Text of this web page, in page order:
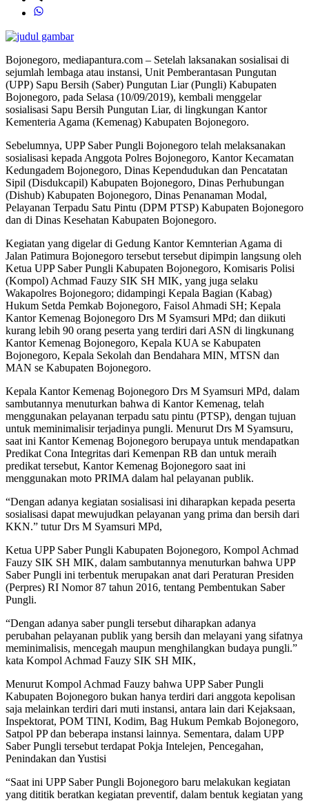
Bojonegoro, mediapantura.com – Setelah laksanakan sosialisai di
sejumlah lembaga atau instansi, Unit Pemberantasan Pungutan
(UPP) Sapu Bersih (Saber) Pungutan Liar (Pungli) Kabupaten
Bojonegoro, pada Selasa (10/09/2019), kembali menggelar
sosialisasi Sapu Bersih Pungutan Liar, di lingkungan Kantor
Kementeria Agama (Kemenag) Kabupaten Bojonegoro.
Sebelumnya, UPP Saber Pungli Bojonegoro telah melaksanakan
sosialisasi kepada Anggota Polres Bojonegoro, Kantor Kecamatan
Kedungadem Bojonegoro, Dinas Kependudukan dan Pencatatan
Sipil (Disdukcapil) Kabupaten Bojonegoro, Dinas Perhubungan
(Dishub) Kabupaten Bojonegoro, Dinas Penanaman Modal,
Pelayanan Terpadu Satu Pintu (DPM PTSP) Kabupaten Bojonegoro
dan di Dinas Kesehatan Kabupaten Bojonegoro.
Kegiatan yang digelar di Gedung Kantor Kemnterian Agama di
Jalan Patimura Bojonegoro tersebut tersebut dipimpin langsung oleh
Ketua UPP Saber Pungli Kabupaten Bojonegoro, Komisaris Polisi
(Kompol) Achmad Fauzy SIK SH MIK, yang juga selaku
Wakapolres Bojonegoro; didampingi Kepala Bagian (Kabag)
Hukum Setda Pemkab Bojonegoro, Faisol Ahmadi SH; Kepala
Kantor Kemenag Bojonegoro Drs M Syamsuri MPd; dan diikuti
kurang lebih 90 orang peserta yang terdiri dari ASN di lingkunang
Kantor Kemenag Bojonegoro, Kepala KUA se Kabupaten
Bojonegoro, Kepala Sekolah dan Bendahara MIN, MTSN dan
MAN se Kabupaten Bojonegoro.
Kepala Kantor Kemenag Bojonegoro Drs M Syamsuri MPd, dalam
sambutannya menuturkan bahwa di Kantor Kemenag, telah
menggunakan pelayanan terpadu satu pintu (PTSP), dengan tujuan
untuk meminimalisir terjadinya pungli. Menurut Drs M Syamsuru,
saat ini Kantor Kemenag Bojonegoro berupaya untuk mendapatkan
Predikat Cona Integritas dari Kemenpan RB dan untuk meraih
predikat tersebut, Kantor Kemenag Bojonegoro saat ini
menggunakan moto PRIMA dalam hal pelayanan publik.
“Dengan adanya kegiatan sosialisasi ini diharapkan kepada peserta
sosialisasi dapat mewujudkan pelayanan yang prima dan bersih dari
KKN.” tutur Drs M Syamsuri MPd,
Ketua UPP Saber Pungli Kabupaten Bojonegoro, Kompol Achmad
Fauzy SIK SH MIK, dalam sambutannya menuturkan bahwa UPP
Saber Pungli ini terbentuk merupakan anat dari Peraturan Presiden
(Perpres) RI Nomor 87 tahun 2016, tentang Pembentukan Saber
Pungli.
“Dengan adanya saber pungli tersebut diharapkan adanya
perubahan pelayanan publik yang bersih dan melayani yang sifatnya
meminimalisis, mencegah maupun menghilangkan budaya pungli.”
kata Kompol Achmad Fauzy SIK SH MIK,
Menurut Kompol Achmad Fauzy bahwa UPP Saber Pungli
Kabupaten Bojonegoro bukan hanya terdiri dari anggota kepolisan
saja melainkan terdiri dari muti instansi, antara lain dari Kejaksaan,
Inspektorat, POM TINI, Kodim, Bag Hukum Pemkab Bojonegoro,
Satpol PP dan beberapa instansi lainnya. Sementara, dalam UPP
Saber Pungli tersebut terdapat Pokja Intelejen, Pencegahan,
Penindakan dan Yustisi
“Saat ini UPP Saber Pungli Bojonegoro baru melakukan kegiatan
yang dititik beratkan kegiatan preventif, dalam bentuk kegiatan yang